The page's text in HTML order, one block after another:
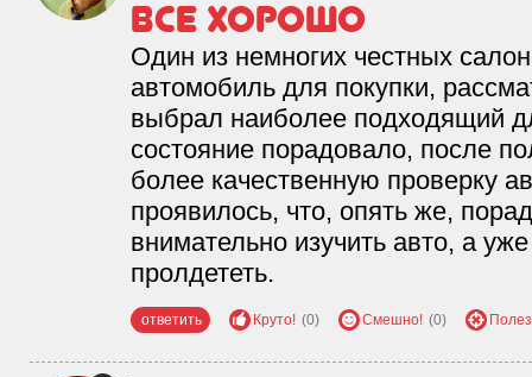
Все Хорошо
Один из немногих честных
автомобиль для покупки,
выбрал наиболее подходящий
состояние порадовало, после
более качественную проверку
проявилось, что, опять же,
внимательно изучить авто, а
пролдететь.
ответить Круто! (0) Смешно! (0)